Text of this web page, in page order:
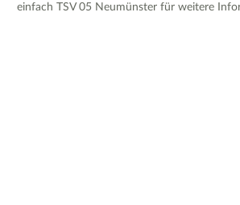
einfach TSV 05 Neumünster für weitere